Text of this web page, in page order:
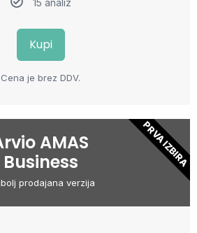
Kupi
Cena je brez DDV.
AMAS
Business
prodajana verzija
PRVA IZBIRA